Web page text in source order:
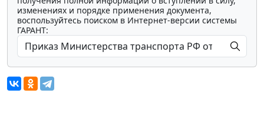
изменениях и порядке применения документа,
воспользуйтесь поиском в Интернет-версии системы
ГАРАНТ: